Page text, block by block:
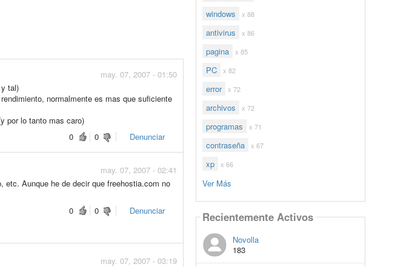
may. 07, 2007 - 01:50
tal)
normalmente es mas que suficiente
por lo tanto mas caro)
0
0 Denunciar
may. 07, 2007 - 02:41
etc. Aunque he de decir que freehostia.com no
0
0 Denunciar
may. 07, 2007 - 03:19
windows x 88
antivirus x 86
pagina x 85
PC x 82
error x 72
archivos x 72
programas x 71
contraseña x 67
xp x 66
Ver Más
Recientemente Activos
Novolla
183